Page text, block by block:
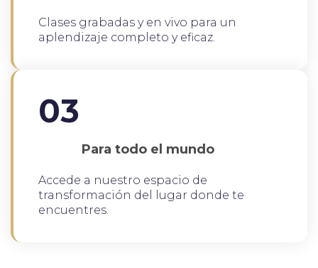
Clases grabadas y en vivo para un
aplendizaje completo y eficaz.
03
Para todo el mundo
Accede a nuestro espacio de
transformación del lugar donde te
encuentres.